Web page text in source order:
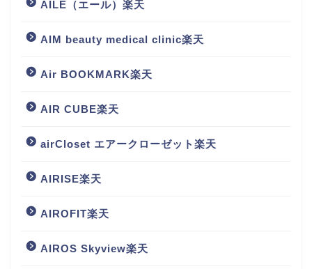
AILE（エール）楽天
AIM beauty medical clinic楽天
Air BOOKMARK楽天
AIR CUBE楽天
airCloset エアークローゼット楽天
AIRISE楽天
AIROFIT楽天
AIROS Skyview楽天